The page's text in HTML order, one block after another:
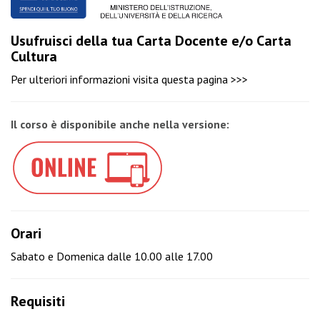
Usufruisci della tua Carta Docente e/o Carta
Cultura
Per ulteriori informazioni visita questa pagina >>>
Il corso è disponibile anche nella versione:
Orari
Sabato e Domenica dalle 10.00 alle 17.00
Requisiti